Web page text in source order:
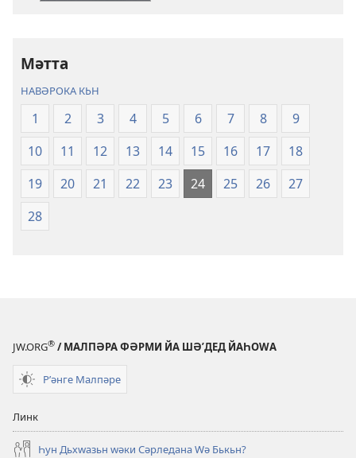
Мәтта
НАВӘРОКА КЬН
1 2 3 4 5 6 7 8
9
10
11 12 13 14 15 16 17
18
19
20 21 22 23 24 25 26
27
28
JW.ORG® / МАЛПӘРА ФӘРМИ ЙА ШӘʹДЕД ЙАҺОWА
Рʹәнге Малпәре
Линк
Һун Дьхԝазьн ԝәки Сәрледана Ԝә Бькьн?